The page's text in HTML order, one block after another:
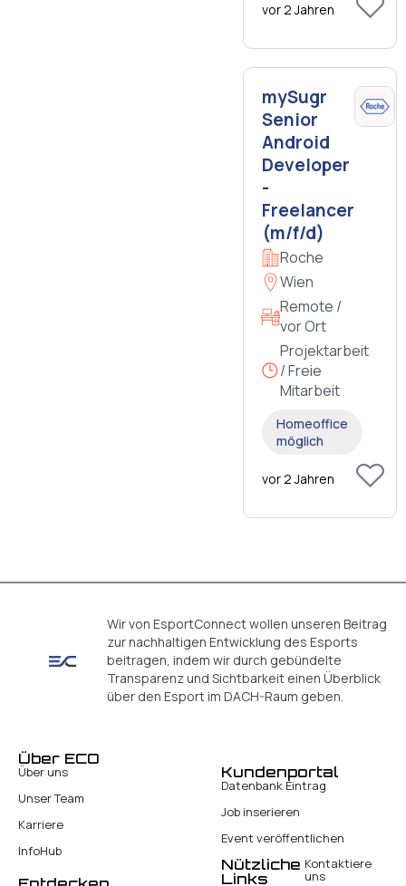
vor 2 Jahren
mySugr
Senior
Android
Developer
-
Freelancer
(m/f/d)
Roche
Wien
Remote /
vor Ort
Projektarbeit
/ Freie
Mitarbeit
Homeoffice
möglich
vor 2 Jahren
Wir von EsportConnect wollen unseren Beitrag
zur nachhaltigen Entwicklung des Esports
beitragen, indem wir durch gebündelte
Transparenz und Sichtbarkeit einen Überblick
über den Esport im DACH-Raum geben.
Über ECO
Über uns
Unser Team
Karriere
InfoHub
Kundenportal
Datenbank Eintrag
Job inserieren
Event veröffentlichen
Nützliche
Links
Kontaktiere
uns